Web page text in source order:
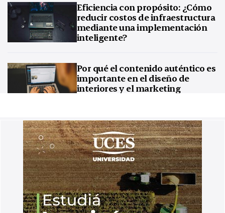
Eficiencia con propósito: ¿Cómo
reducir costos de infraestructura
mediante una implementación
inteligente?
Por qué el contenido auténtico es
importante en el diseño de
interiores y el marketing